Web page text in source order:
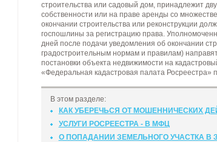
строительства или садовый дом, принадлежит
собственности или на праве аренды со
окончании строительства или реконструкции
госпошлины за регистрацию права.
дней после подачи уведомления об окончании
градостроительным нормам и правилам)
постановки объекта недвижимости на
«Федеральная кадастровая палата Росреестра»
В этом разделе:
КАК УБЕРЕЧЬСЯ ОТ МОШЕННИЧЕСКИХ
УСЛУГИ РОСРЕЕСТРА - В МФЦ
О ПОПАДАНИИ ЗЕМЕЛЬНОГО УЧАСТКА